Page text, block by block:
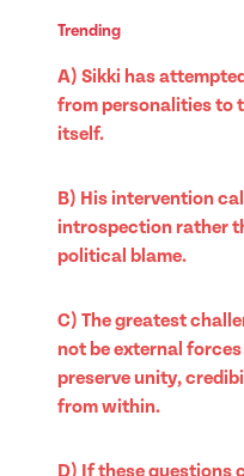
Trending
A) Sikki has
from personalities to
itself.
B) His intervention
introspection rather
political blame.
C) The greatest
not be external
preserve unity,
from within.